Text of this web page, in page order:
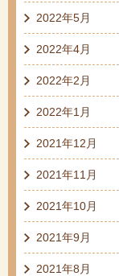
2022年5月
2022年4月
2022年2月
2022年1月
2021年12月
2021年11月
2021年10月
2021年9月
2021年8月